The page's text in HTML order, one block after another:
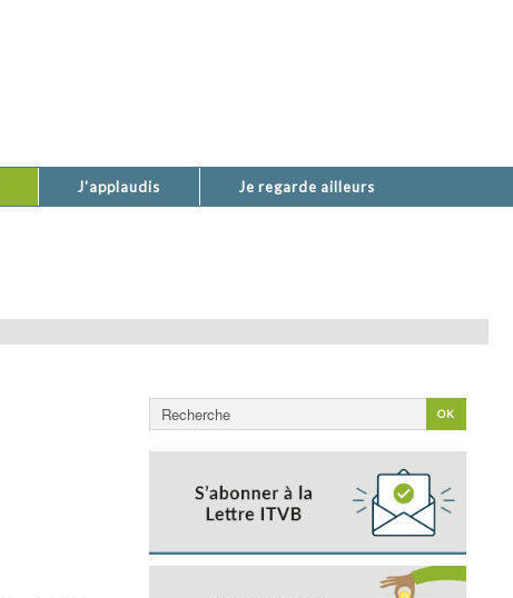
J'applaudis Je regarde ailleurs
OK
Rechercher